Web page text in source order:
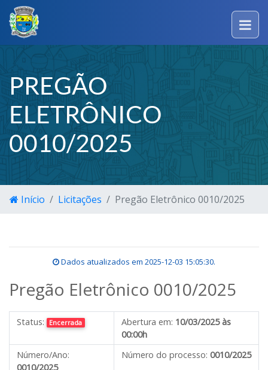
PREGÃO
ELETRÔNICO
0010/2025
Início Licitações Pregão Eletrônico 0010/2025
Dados atualizados em 2025-12-03 15:05:30.
Pregão Eletrônico 0010/2025
Status: Encerrada Abertura em: 10/03/2025 às
00:00h
Número/Ano:
0010/2025
Número do processo: 0010/2025